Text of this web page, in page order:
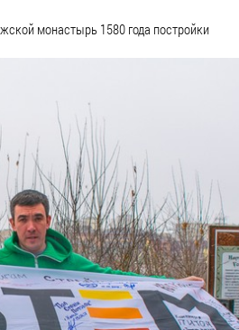
монастырь 1580 года постройки